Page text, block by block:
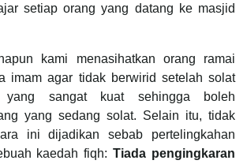
setiap orang yang datang ke masjid
kami menasihatkan orang ramai
imam agar tidak berwirid setelah solat
yang sangat kuat sehingga boleh
yang sedang solat. Selain itu, tidak
ini dijadikan sebab pertelingkahan
kaedah fiqh:Tiada pengingkaran